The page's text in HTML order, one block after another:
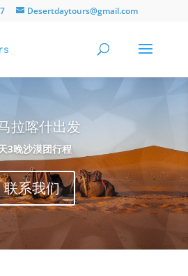
Desertdaytours@gmail.com
拉喀什出发
3晚沙漠团行程
联系我们